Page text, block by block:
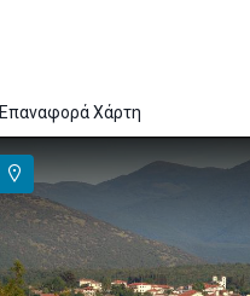
Επαναφορά Χάρτη